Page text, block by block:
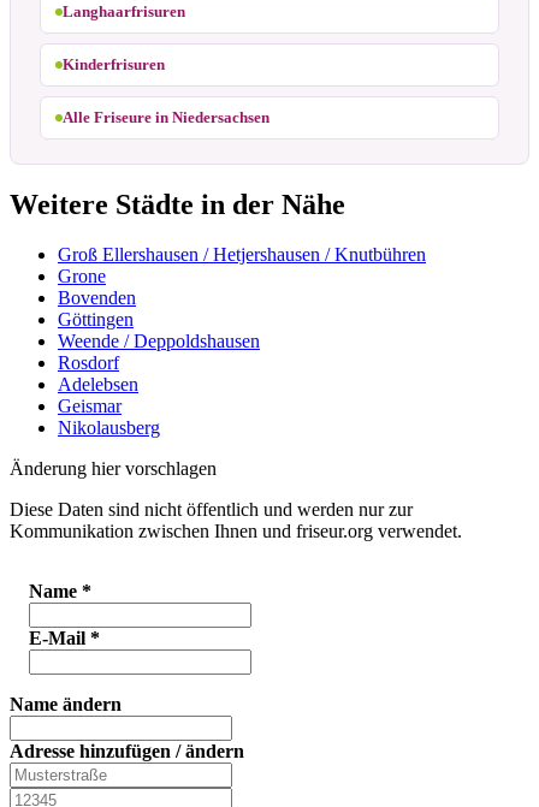
Langhaarfrisuren
Kinderfrisuren
Alle Friseure in Niedersachsen
Weitere Städte in der Nähe
Groß Ellershausen / Hetjershausen / Knutbühren
Grone
Bovenden
Göttingen
Weende / Deppoldshausen
Rosdorf
Adelebsen
Geismar
Nikolausberg
Änderung hier vorschlagen
Diese Daten sind nicht öffentlich und werden nur zur
Kommunikation zwischen Ihnen und friseur.org verwendet.
Name *
E-Mail *
Name ändern
Adresse hinzufügen / ändern